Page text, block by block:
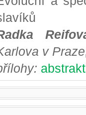
v
abstrakt